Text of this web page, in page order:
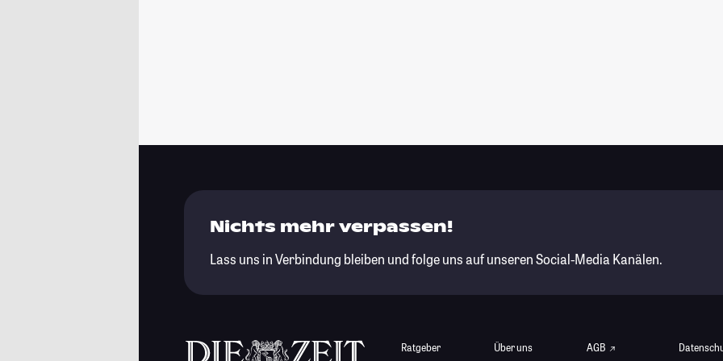
Nichts mehr verpassen!
Lass uns in Verbindung bleiben und folge uns auf unseren Social-Media Kanälen.
Ratgeber Über uns AGB